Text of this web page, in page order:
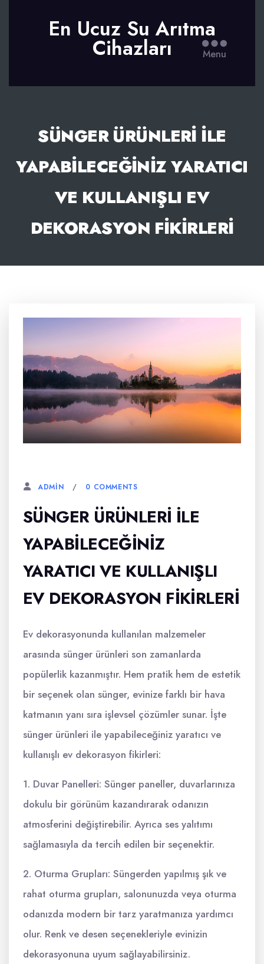
En Ucuz Su Arıtma
Cihazları Menu
SÜNGER ÜRÜNLERI ILE
YAPABILECEĞINIZ YARATICI
VE KULLANIŞLI EV
DEKORASYON FIKIRLERI
ADMIN 0 COMMENTS
SÜNGER ÜRÜNLERI ILE
YAPABILECEĞINIZ
YARATICI VE KULLANIŞLI
EV DEKORASYON FIKIRLERI
Ev dekorasyonunda kullanılan malzemeler
arasında sünger ürünleri son zamanlarda
popülerlik kazanmıştır. Hem pratik hem de estetik
bir seçenek olan sünger, evinize farklı bir hava
katmanın yanı sıra işlevsel çözümler sunar. İşte
sünger ürünleri ile yapabileceğiniz yaratıcı ve
kullanışlı ev dekorasyon fikirleri:
1. Duvar Panelleri: Sünger paneller, duvarlarınıza
dokulu bir görünüm kazandırarak odanızın
atmosferini değiştirebilir. Ayrıca ses yalıtımı
sağlamasıyla da tercih edilen bir seçenektir.
2. Oturma Grupları: Süngerden yapılmış şık ve
rahat oturma grupları, salonunuzda veya oturma
odanızda modern bir tarz yaratmanıza yardımcı
olur. Renk ve desen seçenekleriyle evinizin
dekorasyonuna uyum sağlayabilirsiniz.